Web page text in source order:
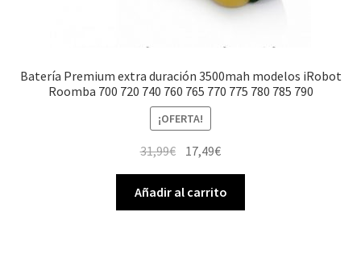
Batería Premium extra duración 3500mah modelos iRobot
Roomba 700 720 740 760 765 770 775 780 785 790
¡OFERTA!
31,99€ El
precio
original
era:
17,49€El
precio
actual
es:
Añadir al carrito